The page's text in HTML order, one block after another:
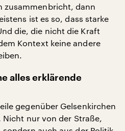
zusammenbricht, dann
ist es so, dass starke
die, die nicht die Kraft
Kontext keine andere
alles erklärende
gegenüber Gelsenkirchen
nur von der Straße,